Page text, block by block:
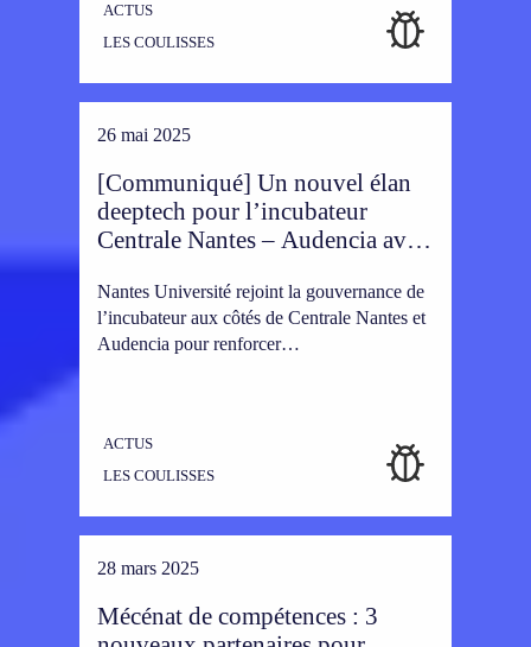
ACTUS
LES COULISSES
26 mai 2025
[Communiqué] Un nouvel élan
deeptech pour l’incubateur
Centrale Nantes – Audencia avec
Nantes Université rejoint la gouvernance de
l’incubateur aux côtés de Centrale Nantes et
Audencia pour renforcer…
ACTUS
LES COULISSES
28 mars 2025
Mécénat de compétences : 3